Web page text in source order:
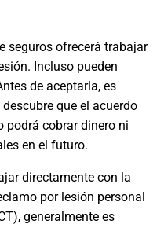
seguros ofrecerá trabajar
Incluso pueden
de aceptarla, es
que el acuerdo
podrá cobrar dinero ni
en el futuro.
directamente con la
por lesión personal
generalmente es